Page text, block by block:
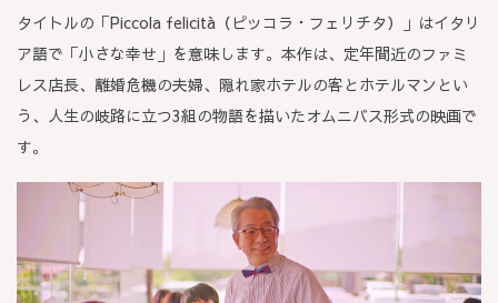
タイトルの「Piccola felicità（ピッコラ・フェリチタ）」はイタリ
ア語で「小さな幸せ」を意味します。本作は、定年間近のファミ
レス店長、離婚危機の夫婦、隠れ家ホテルの客とホテルマンとい
う、人生の岐路に立つ3組の物語を描いたオムニバス形式の映画で
す。